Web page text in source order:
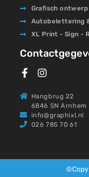
Grafisch ontwerp
Autobelettering
XL Print - Sign -
Hangbrug 22
6846 SN Arnhem
info@graphixl.nl
026 785 70 61